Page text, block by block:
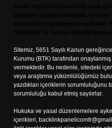
Sitemiz, 5651 Sayılı Kanun
Kurumu (BTK) tarafından
vermektedir. Bu nedenle, sitedeki
veya araştırma yükümlülüğümüz
yazdıkları içeriklerin sorumluluğunu
sorumluluğu kabul etmiş sayılırlar.
Hukuka ve yasal düzenlemelere
içerikleri,